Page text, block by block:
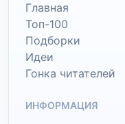
Главная
Топ-100
Подборки
Идеи
Гонка читателей
ИНФОРМАЦИЯ